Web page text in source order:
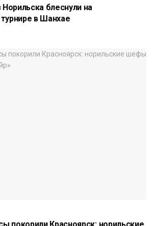
блеснули на
в Шанхае